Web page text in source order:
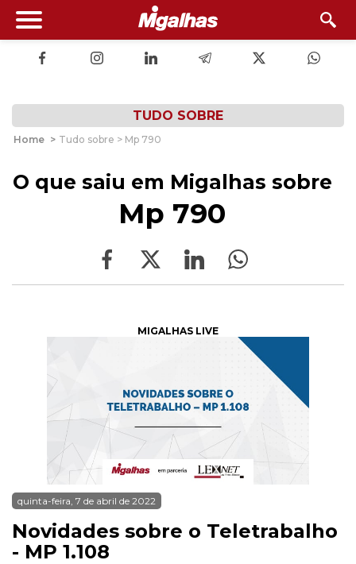
TUDO SOBRE
Home > Tudo sobre > Mp 790
O que saiu em Migalhas sobre
Mp 790
MIGALHAS LIVE
quinta-feira, 7 de abril de 2022
Novidades sobre o Teletrabalho
- MP 1.108